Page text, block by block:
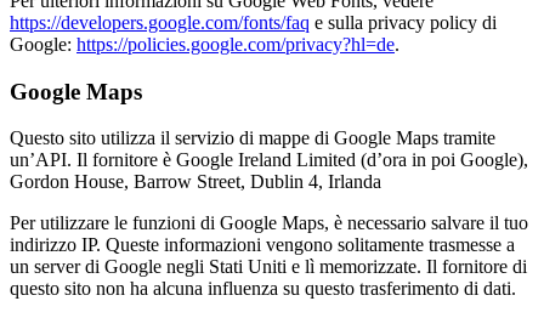
https://developers.google.com/fonts/faq e sulla privacy policy di
Google: https://policies.google.com/privacy?hl=de.
Google Maps
Questo sito utilizza il servizio di mappe di Google Maps tramite
un’API. Il fornitore è Google Ireland Limited (d’ora in poi Google),
Gordon House, Barrow Street, Dublin 4, Irlanda
Per utilizzare le funzioni di Google Maps, è necessario salvare il tuo
indirizzo IP. Queste informazioni vengono solitamente trasmesse a
un server di Google negli Stati Uniti e lì memorizzate. Il fornitore di
questo sito non ha alcuna influenza su questo trasferimento di dati.